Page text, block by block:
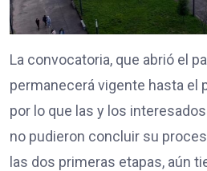
La convocatoria, que abrió el
permanecerá vigente hasta el
por lo que las y los
no pudieron concluir su
las dos primeras etapas, aún